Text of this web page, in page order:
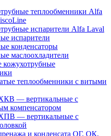
теплообменники Alfa
испарители Alfa Laval
испарители
конденсаторы
маслоохладители
кожухотрубные
теплообменники с витыми
— вертикальные с
компенсатором
— вертикальные с
и конденсата ОГ, ОК,